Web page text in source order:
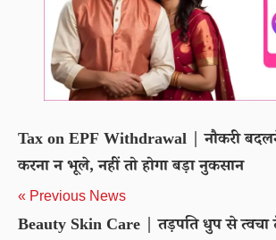
Tax on EPF Withdrawal | नौकरी
करना न भूले, नहीं तो होगा बड़ा नुकसान
« Previous News
Beauty Skin Care | तड़पति धुप से त्वचा